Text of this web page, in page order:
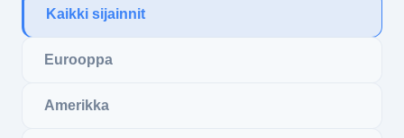
Kaikki sijainnit
Eurooppa
Amerikka